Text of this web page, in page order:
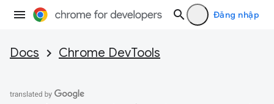
Đăng nhập
Docs Chrome DevTools